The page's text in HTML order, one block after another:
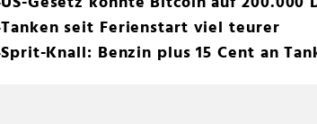
Tanken seit Ferienstart viel teurer
Sprit-Knall: Benzin plus 15 Cent an